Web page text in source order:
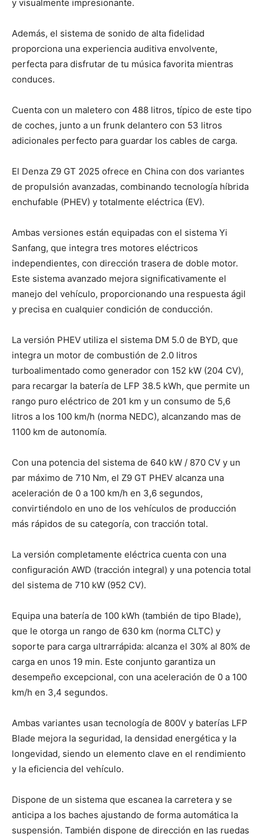
y visualmente impresionante.
Además, el sistema de sonido de alta fidelidad
proporciona una experiencia auditiva envolvente,
perfecta para disfrutar de tu música favorita mientras
conduces.
Cuenta con un maletero con 488 litros, típico de este tipo
de coches, junto a un frunk delantero con 53 litros
adicionales perfecto para guardar los cables de carga.
El Denza Z9 GT 2025 ofrece en China con dos variantes
de propulsión avanzadas, combinando tecnología híbrida
enchufable (PHEV) y totalmente eléctrica (EV).
Ambas versiones están equipadas con el sistema Yi
Sanfang, que integra tres motores eléctricos
independientes, con dirección trasera de doble motor.
Este sistema avanzado mejora significativamente el
manejo del vehículo, proporcionando una respuesta ágil
y precisa en cualquier condición de conducción.
La versión PHEV utiliza el sistema DM 5.0 de BYD, que
integra un motor de combustión de 2.0 litros
turboalimentado como generador con 152 kW (204 CV),
para recargar la batería de LFP 38.5 kWh, que permite un
rango puro eléctrico de 201 km y un consumo de 5,6
litros a los 100 km/h (norma NEDC), alcanzando mas de
1100 km de autonomía.
Con una potencia del sistema de 640 kW / 870 CV y un
par máximo de 710 Nm, el Z9 GT PHEV alcanza una
aceleración de 0 a 100 km/h en 3,6 segundos,
convirtiéndolo en uno de los vehículos de producción
más rápidos de su categoría, con tracción total.
La versión completamente eléctrica cuenta con una
configuración AWD (tracción integral) y una potencia total
del sistema de 710 kW (952 CV).
Equipa una batería de 100 kWh (también de tipo Blade),
que le otorga un rango de 630 km (norma CLTC) y
soporte para carga ultrarrápida: alcanza el 30% al 80% de
carga en unos 19 min. Este conjunto garantiza un
desempeño excepcional, con una aceleración de 0 a 100
km/h en 3,4 segundos.
Ambas variantes usan tecnología de 800V y baterías LFP
Blade mejora la seguridad, la densidad energética y la
longevidad, siendo un elemento clave en el rendimiento
y la eficiencia del vehículo.
Dispone de un sistema que escanea la carretera y se
anticipa a los baches ajustando de forma automática la
suspensión. También dispone de dirección en las ruedas